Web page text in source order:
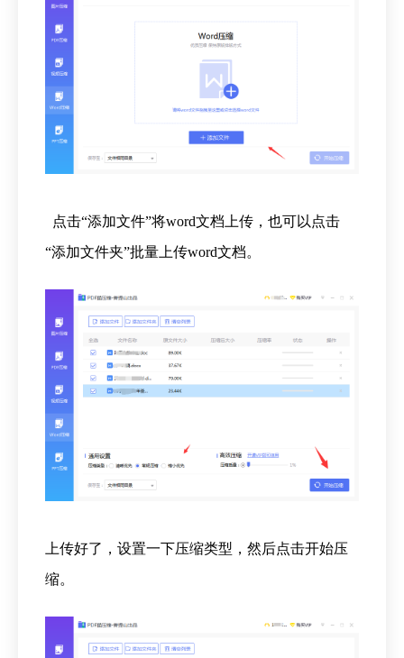
点击“添加文件”将word文档上传，也可以点击
“添加文件夹”批量上传word文档。
上传好了，设置一下压缩类型，然后点击开始压
缩。